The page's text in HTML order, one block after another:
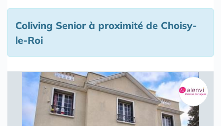
Coliving Senior à proximité de Choisy-
le-Roi